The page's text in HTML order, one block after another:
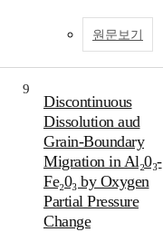
원문보기
9
Discontinuous
Dissolution aud
Grain-Boundary
Migration in Al₂0₃-
Fe₂0₃ by Oxygen
Partial Pressure
Change